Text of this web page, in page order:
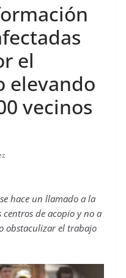
el
elevando
vecinos
hace un llamado a la
de acopio y no a
obstaculizar el trabajo